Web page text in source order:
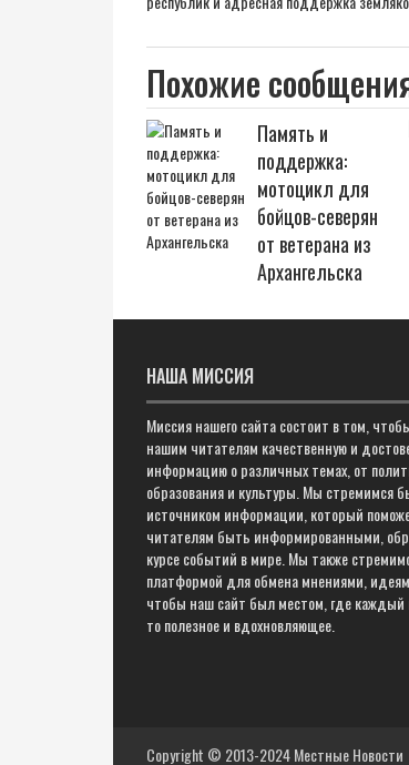
Похожие
Память и
поддержка:
мотоцикл для
бойцов-северян
от ветерана из
Архангельска
НАША МИССИЯ
Миссия нашего сайта состоит в том,
нашим читателям качественную и
информацию о различных темах, от
образования и культуры. Мы стремимся
источником информации, который
читателям быть информированными,
курсе событий в мире. Мы также
платформой для обмена мнениями,
чтобы наш сайт был местом, где
то полезное и вдохновляющее.
Copyright © 2013-2024Местные Новости